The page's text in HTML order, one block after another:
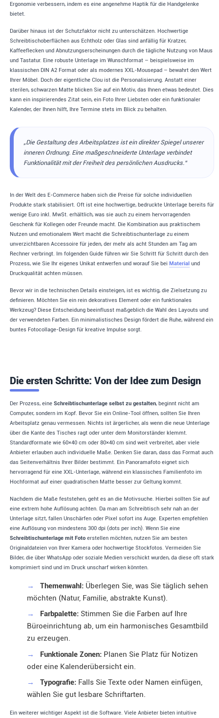
Ergonomie verbessern, indem es eine angenehme Haptik für die Handgelenke
bietet.
Darüber hinaus ist der Schutzfaktor nicht zu unterschätzen. Hochwertige
Schreibtischoberflächen aus Echtholz oder Glas sind anfällig für Kratzer,
Kaffeeflecken und Abnutzungserscheinungen durch die tägliche Nutzung von Maus
und Tastatur. Eine robuste Unterlage im Wunschformat – beispielsweise im
klassischen DIN A2 Format oder als modernes XXL-Mousepad – bewahrt den Wert
Ihrer Möbel. Doch der eigentliche Clou ist die Personalisierung. Anstatt einer
sterilen, schwarzen Matte blicken Sie auf ein Motiv, das Ihnen etwas bedeutet. Dies
kann ein inspirierendes Zitat sein, ein Foto Ihrer Liebsten oder ein funktionaler
Kalender, der Ihnen hilft, Ihre Termine stets im Blick zu behalten.
„Die Gestaltung des Arbeitsplatzes ist ein direkter Spiegel unserer
inneren Ordnung. Eine maßgeschneiderte Unterlage verbindet
Funktionalität mit der Freiheit des persönlichen Ausdrucks.“
In der Welt des E-Commerce haben sich die Preise für solche individuellen
Produkte stark stabilisiert. Oft ist eine hochwertige, bedruckte Unterlage bereits für
wenige Euro inkl. MwSt. erhältlich, was sie auch zu einem hervorragenden
Geschenk für Kollegen oder Freunde macht. Die Kombination aus praktischem
Nutzen und emotionalem Wert macht die Schreibtischunterlage zu einem
unverzichtbaren Accessoire für jeden, der mehr als acht Stunden am Tag am
Rechner verbringt. Im folgenden Guide führen wir Sie Schritt für Schritt durch den
Prozess, wie Sie Ihr eigenes Unikat entwerfen und worauf Sie bei Material und
Druckqualität achten müssen.
Bevor wir in die technischen Details einsteigen, ist es wichtig, die Zielsetzung zu
definieren. Möchten Sie ein rein dekoratives Element oder ein funktionales
Werkzeug? Diese Entscheidung beeinflusst maßgeblich die Wahl des Layouts und
der verwendeten Farben. Ein minimalistisches Design fördert die Ruhe, während ein
buntes Fotocollage-Design für kreative Impulse sorgt.
Die ersten Schritte: Von der Idee zum Design
Der Prozess, eine Schreibtischunterlage selbst zu gestalten, beginnt nicht am
Computer, sondern im Kopf. Bevor Sie ein Online-Tool öffnen, sollten Sie Ihren
Arbeitsplatz genau vermessen. Nichts ist ärgerlicher, als wenn die neue Unterlage
über die Kante des Tisches ragt oder unter dem Monitorständer klemmt.
Standardformate wie 60×40 cm oder 80×40 cm sind weit verbreitet, aber viele
Anbieter erlauben auch individuelle Maße. Denken Sie daran, dass das Format auch
das Seitenverhältnis Ihrer Bilder bestimmt. Ein Panoramafoto eignet sich
hervorragend für eine XXL-Unterlage, während ein klassisches Familienfoto im
Hochformat auf einer quadratischen Matte besser zur Geltung kommt.
Nachdem die Maße feststehen, geht es an die Motivsuche. Hierbei sollten Sie auf
eine extrem hohe Auflösung achten. Da man am Schreibtisch sehr nah an der
Unterlage sitzt, fallen Unschärfen oder Pixel sofort ins Auge. Experten empfehlen
eine Auflösung von mindestens 300 dpi (dots per inch). Wenn Sie eine
Schreibtischunterlage mit Foto erstellen möchten, nutzen Sie am besten
Originaldateien von Ihrer Kamera oder hochwertige Stockfotos. Vermeiden Sie
Bilder, die über WhatsApp oder soziale Medien verschickt wurden, da diese oft stark
komprimiert sind und im Druck unscharf wirken könnten.
→ Themenwahl:Überlegen Sie, was Sie täglich sehen
möchten (Natur, Familie, abstrakte Kunst).
→
Farbpalette:Stimmen Sie die Farben auf Ihre
Büroeinrichtung ab, um ein harmonisches Gesamtbild
zu erzeugen.
→
Funktionale Zonen:Planen Sie Platz für Notizen
oder eine Kalenderübersicht ein.
→
Typografie:Falls Sie Texte oder Namen einfügen,
wählen Sie gut lesbare Schriftarten.
Ein weiterer wichtiger Aspekt ist die Software. Viele Anbieter bieten intuitive